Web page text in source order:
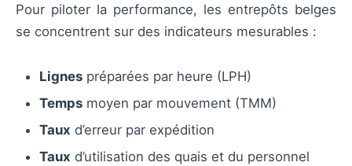
Pour piloter la performance, les entrepôts belges
se concentrent sur des indicateurs mesurables :
Lignes préparées par heure (LPH)
Temps moyen par mouvement (TMM)
Taux d’erreur par expédition
Taux d’utilisation des quais et du personnel